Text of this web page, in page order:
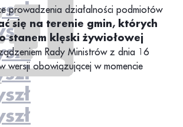
prowadzenia działalności podmiotów
się na terenie gmin, których
stanem klęski żywiołowej
Rady Ministrów z dnia 16
wersji obowiązującej w momencie